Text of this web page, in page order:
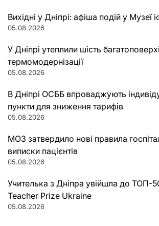
Вихідні у Дніпрі: афіша подій у Музеї
05.08.2026
У Дніпрі утеплили шість
термомодернізації
05.08.2026
В Дніпрі ОСББ впроваджують
пункти для зниження тарифів
05.08.2026
МОЗ затвердило нові правила
виписки пацієнтів
05.08.2026
Учителька з Дніпра увійшла до ТОП-
Teacher Prize Ukraine
05.08.2026